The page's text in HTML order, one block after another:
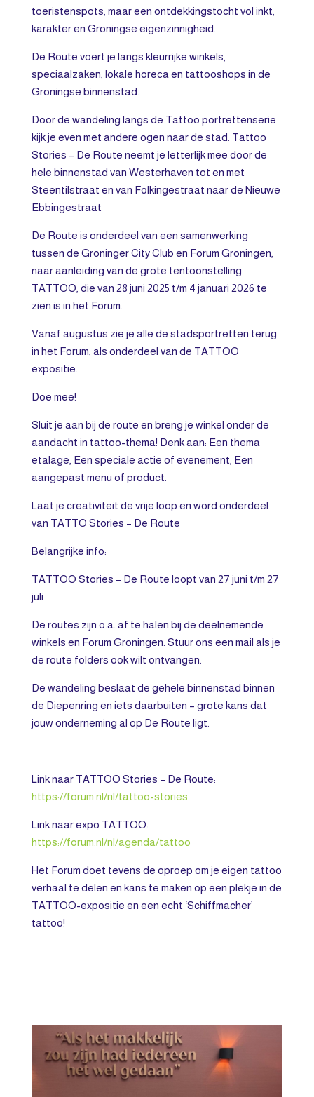
toeristenspots, maar een ontdekkingstocht vol inkt,
karakter en Groningse eigenzinnigheid.
De Route voert je langs kleurrijke winkels,
speciaalzaken, lokale horeca en tattooshops in de
Groningse binnenstad.
Door de wandeling langs de Tattoo portrettenserie
kijk je even met andere ogen naar de stad. Tattoo
Stories – De Route neemt je letterlijk mee door de
hele binnenstad van Westerhaven tot en met
Steentilstraat en van Folkingestraat naar de Nieuwe
Ebbingestraat
De Route is onderdeel van een samenwerking
tussen de Groninger City Club en Forum Groningen,
naar aanleiding van de grote tentoonstelling
TATTOO, die van 28 juni 2025 t/m 4 januari 2026 te
zien is in het Forum.
Vanaf augustus zie je alle de stadsportretten terug
in het Forum, als onderdeel van de TATTOO
expositie.
Doe mee!
Sluit je aan bij de route en breng je winkel onder de
aandacht in tattoo-thema! Denk aan: Een thema
etalage, Een speciale actie of evenement, Een
aangepast menu of product.
Laat je creativiteit de vrije loop en word onderdeel
van TATTO Stories – De Route
Belangrijke info:
TATTOO Stories – De Route loopt van 27 juni t/m 27
juli
De routes zijn o.a. af te halen bij de deelnemende
winkels en Forum Groningen. Stuur ons een mail als je
de route folders ook wilt ontvangen.
De wandeling beslaat de gehele binnenstad binnen
de Diepenring en iets daarbuiten – grote kans dat
jouw onderneming al op De Route ligt.
Link naar TATTOO Stories – De Route:
https://forum.nl/nl/tattoo-stories.
Link naar expo TATTOO:
https://forum.nl/nl/agenda/tattoo
Het Forum doet tevens de oproep om je eigen tattoo
verhaal te delen en kans te maken op een plekje in de
TATTOO-expositie en een echt ‘Schiffmacher’
tattoo!